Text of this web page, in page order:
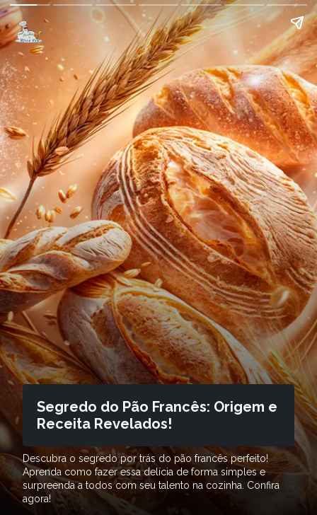
Segredo do Pão Francês: Origem e
Receita Revelados!
Descubra o segredo por trás do pão francês perfeito!
Aprenda como fazer essa delícia de forma simples e
surpreenda a todos com seu talento na cozinha. Confira
agora!